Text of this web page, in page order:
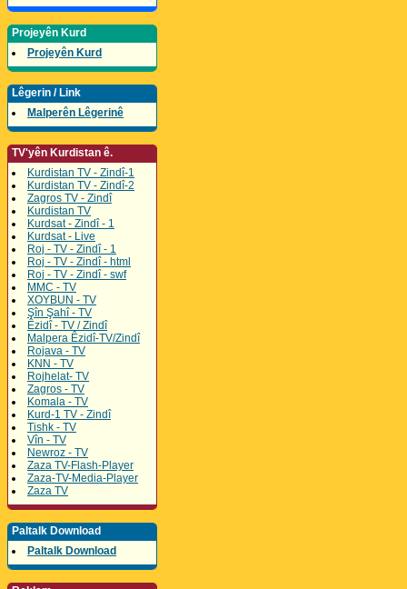
Projeyên Kurd
Projeyên Kurd
Lêgerin / Link
Malperên Lêgerinê
TV'yên Kurdistan ê.
Kurdistan TV - Zindî-1
Kurdistan TV - Zindî-2
Zagros TV - Zindî
Kurdistan TV
Kurdsat - Zindî - 1
Kurdsat - Live
Roj - TV - Zindî - 1
Roj - TV - Zindî - html
Roj - TV - Zindî - swf
MMC - TV
XOYBUN - TV
Şîn Şahî - TV
Êzidî - TV / Zindî
Malpera Êzidî-TV/Zindî
Rojava - TV
KNN - TV
Rojhelat- TV
Zagros - TV
Komala - TV
Kurd-1 TV - Zindî
Tishk - TV
Vîn - TV
Newroz - TV
Zaza TV-Flash-Player
Zaza-TV-Media-Player
Zaza TV
Paltalk Download
Paltalk Download